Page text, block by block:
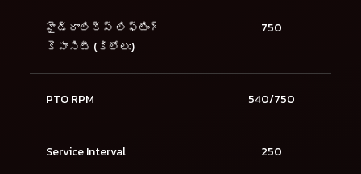
హైడ్రాలిక్స్ లిఫ్టింగ్
కెపాసిటీ (కిలోలు)
750
PTO RPM 540/750
Service Interval 250